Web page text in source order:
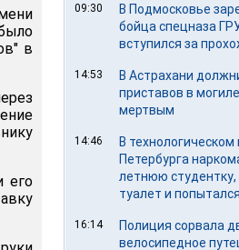
в
его
09:30
В Подмосковье
бойца спецназа
вступился за
14:53
В Астрахани
приставов в
мертвым
14:46
В
Петербурга
летнюю
туалет и
16:14
Полиция сорвала
велосипедное